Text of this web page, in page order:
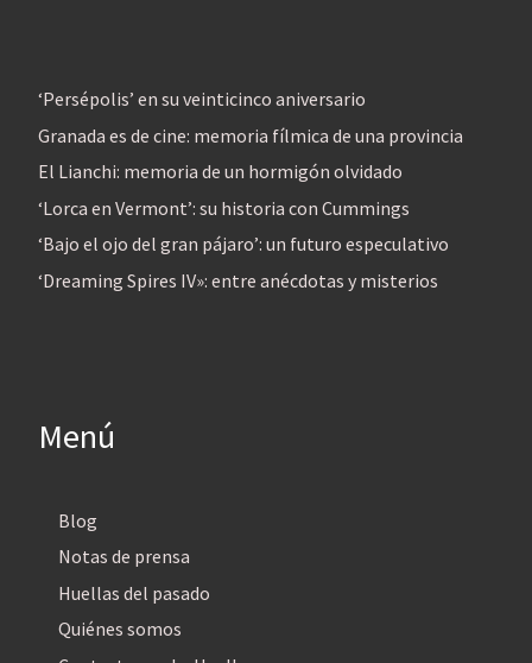
‘Persépolis’ en su veinticinco aniversario
Granada es de cine: memoria fílmica de una provincia
El Lianchi: memoria de un hormigón olvidado
‘Lorca en Vermont’: su historia con Cummings
‘Bajo el ojo del gran pájaro’: un futuro especulativo
‘Dreaming Spires IV»: entre anécdotas y misterios
Menú
Blog
Notas de prensa
Huellas del pasado
Quiénes somos